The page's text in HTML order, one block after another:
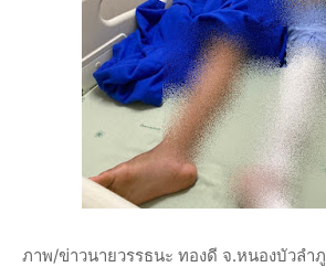
ภาพ/ข่าวนายวรรธนะ ทองดี จ.หนองบัวลำภู